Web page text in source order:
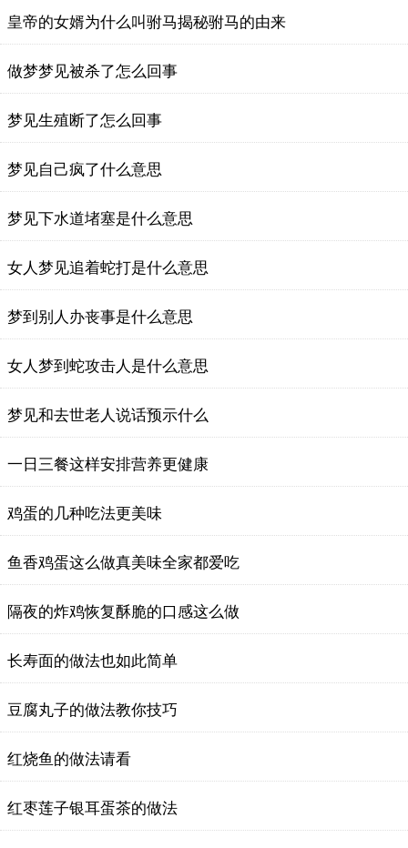
皇帝的女婿为什么叫驸马揭秘驸马的由来
做梦梦见被杀了怎么回事
梦见生殖断了怎么回事
梦见自己疯了什么意思
梦见下水道堵塞是什么意思
女人梦见追着蛇打是什么意思
梦到别人办丧事是什么意思
女人梦到蛇攻击人是什么意思
梦见和去世老人说话预示什么
一日三餐这样安排营养更健康
鸡蛋的几种吃法更美味
鱼香鸡蛋这么做真美味全家都爱吃
隔夜的炸鸡恢复酥脆的口感这么做
长寿面的做法也如此简单
豆腐丸子的做法教你技巧
红烧鱼的做法请看
红枣莲子银耳蛋茶的做法